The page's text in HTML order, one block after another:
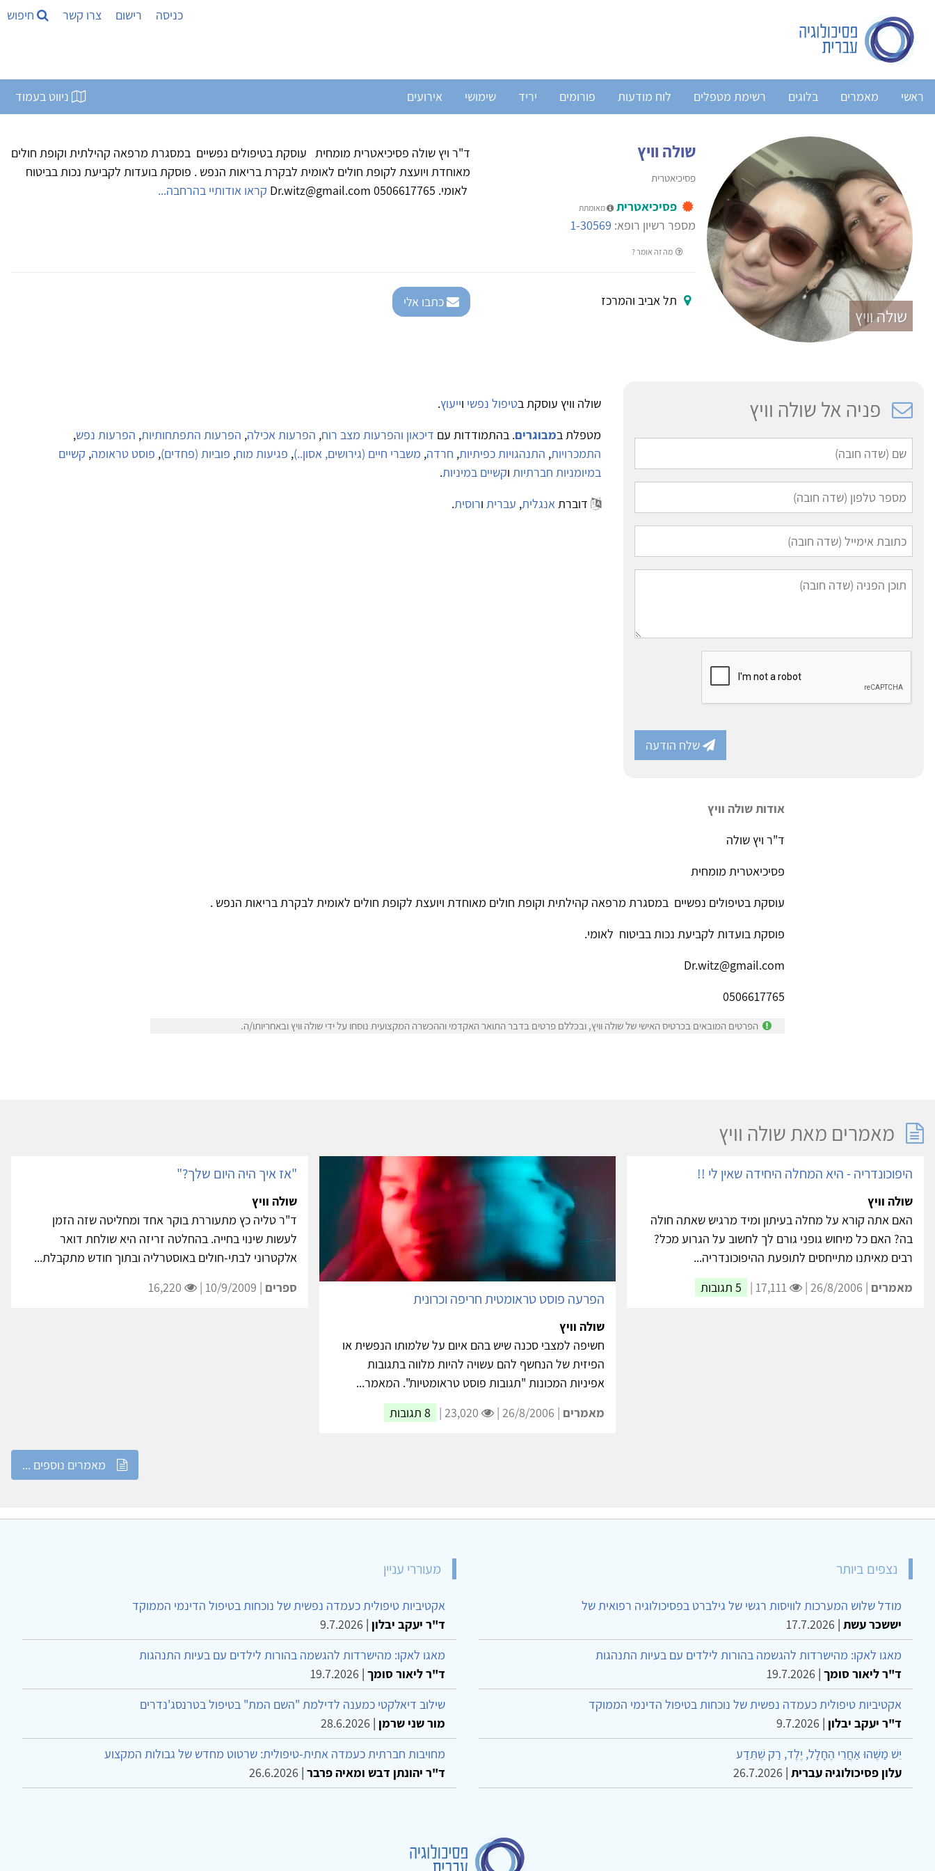
כניסה רישום צרו קשר חיפוש
ראשי מאמרים בלוגים רשימת מטפלים לוח מודעות פורומים יריד שימושי אירועים ניווט בעמוד
שולה וויץ
שולה וויץ
פסיכיאטרית
פסיכיאטרית מאומתת
מספר רשיון רופא: 1-30569
מה זה אומר ?
ד"ר ויץ שולה פסיכיאטרית מומחית עוסקת בטיפולים נפשיים במסגרת מרפאה קהילתית וקופת חולים
מאוחדת ויועצת לקופת חולים לאומית לבקרת בריאות הנפש . פוסקת בועדות לקביעת נכות בביטוח
לאומי. Dr.witz@gmail.com 0506617765
קראו אודותיי בהרחבה...
תל אביב והמרכז כתבו אלי
פניה אל שולה וויץ
שלח הודעה
שולה וויץ עוסקת בטיפול נפשי וייעוץ.
מטפלת במבוגרים. בהתמודדות עם דיכאון והפרעות מצב רוח, הפרעות אכילה, הפרעות התפתחותיות, הפרעות נפש,
התמכרויות, התנהגויות כפיתיות, חרדה, משברי חיים (גירושים, אסון..), פגיעות מוח, פוביות (פחדים), פוסט טראומה, קשיים
במיומניות חברתיות וקשיים במיניות.
דוברתאנגלית, עברית ורוסית.
אודות שולה וויץ
ד"ר ויץ שולה
פסיכיאטרית מומחית
עוסקת בטיפולים נפשיים במסגרת מרפאה קהילתית וקופת חולים מאוחדת ויועצת לקופת חולים לאומית לבקרת בריאות הנפש .
פוסקת בועדות לקביעת נכות בביטוח לאומי.
Dr.witz@gmail.com
0506617765
הפרטים המובאים בכרטיס האישי של שולה וויץ, ובכללם פרטים בדבר התואר האקדמי וההכשרה המקצועית נוסחו על ידי שולה וויץ ובאחריותו/ה.
מאמרים מאת שולה וויץ
היפוכונדריה - היא המחלה היחידה שאין לי !!
שולה וויץ
האם אתה קורא על מחלה בעיתון ומיד מרגיש שאתה חולה
בה? האם כל מיחוש גופני גורם לך לחשוב על הגרוע מכל?
רבים מאיתנו מתייחסים לתופעת ההיפוכונדריה...
מאמרים | 26/8/2006 | 5 תגובות
הפרעה פוסט טראומטית חריפה וכרונית
שולה וויץ
חשיפה למצבי סכנה שיש בהם איום על שלמותו הנפשית או
הפיזית של הנחשף להם עשויה להיות מלווה בתגובות
אפיניות המכונות "תגובות פוסט טראומטיות". המאמר...
מאמרים | 26/8/2006 |
23,020 | 8 תגובות
"אז איך היה היום שלך?"
שולה וויץ
ד"ר טליה כץ מתעוררת בוקר אחד ומחליטה שזה הזמן
לעשות שינוי בחייה. בהחלטה זריזה היא שולחת דואר
אלקטרוני לבתי-חולים באוסטרליה ובתוך חודש מתקבלת...
ספרים | 10/9/2009 |
מאמרים נוספים ...
נצפים ביותר
מודל שלוש המערכות לוויסות רגשי של גילברט בפסיכולוגיה רפואית של
יששכר עשת |
17.7.2026
מאגו לאקו: מהישרדות להגשמה בהורות לילדים עם בעיות התנהגות
ד"ר ליאור סומך |
19.7.2026
אקטיביות טיפולית כעמדה נפשית של נוכחות בטיפול הדינמי הממוקד
ד"ר יעקב יבלון |
9.7.2026
יֵשׁ מַשֶּׁהוּ אַחֲרֵי הֶחָלָל, יֶלֶד, רַק שֶׁתֵּדַע
עלון פסיכולוגיה עברית |
26.7.2026
מעוררי עניין
אקטיביות טיפולית כעמדה נפשית של נוכחות בטיפול הדינמי הממוקד
ד"ר יעקב יבלון |
9.7.2026
מאגו לאקו: מהישרדות להגשמה בהורות לילדים עם בעיות התנהגות
ד"ר ליאור סומך |
19.7.2026
שילוב דיאלקטי כמענה לדילמת "השם המת" בטיפול בטרנסג'נדרים
מור שני שרמן |
28.6.2026
מחויבות חברתית כעמדה אתית-טיפולית: שרטוט מחדש של גבולות המקצוע
ד"ר יהונתן דבש ומאיה פרבר |
26.6.2026